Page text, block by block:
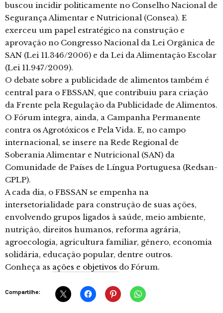
buscou incidir politicamente no Conselho Nacional de
Segurança Alimentar e Nutricional (Consea). E
exerceu um papel estratégico na construção e
aprovação no Congresso Nacional da Lei Orgânica de
SAN (Lei 11.346/2006) e da Lei da Alimentação Escolar
(Lei 11.947/2009).
O debate sobre a publicidade de alimentos também é
central para o FBSSAN, que contribuiu para criação
da Frente pela Regulação da Publicidade de Alimentos.
O Fórum integra, ainda, a Campanha Permanente
contra os Agrotóxicos e Pela Vida. E, no campo
internacional, se insere na Rede Regional de
Soberania Alimentar e Nutricional (SAN) da
Comunidade de Países de Língua Portuguesa (Redsan-
CPLP).
A cada dia, o FBSSAN se empenha na
intersetorialidade para construção de suas ações,
envolvendo grupos ligados à saúde, meio ambiente,
nutrição, direitos humanos, reforma agrária,
agroecologia, agricultura familiar, gênero, economia
solidária, educação popular, dentre outros.
Conheça as ações e objetivos do Fórum.
Compartilhe: